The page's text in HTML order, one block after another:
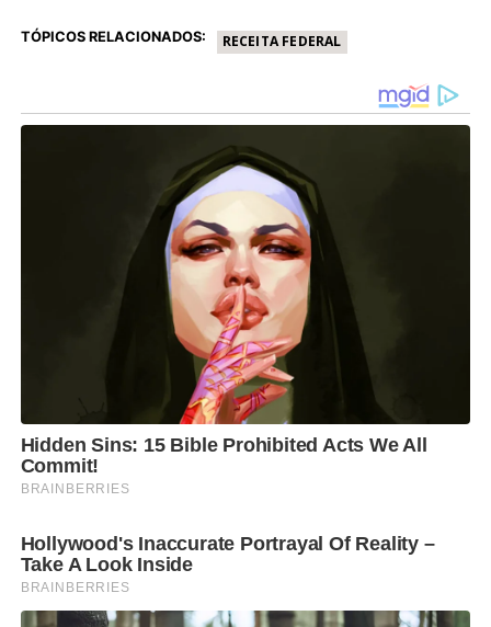
TÓPICOS RELACIONADOS: RECEITA FEDERAL